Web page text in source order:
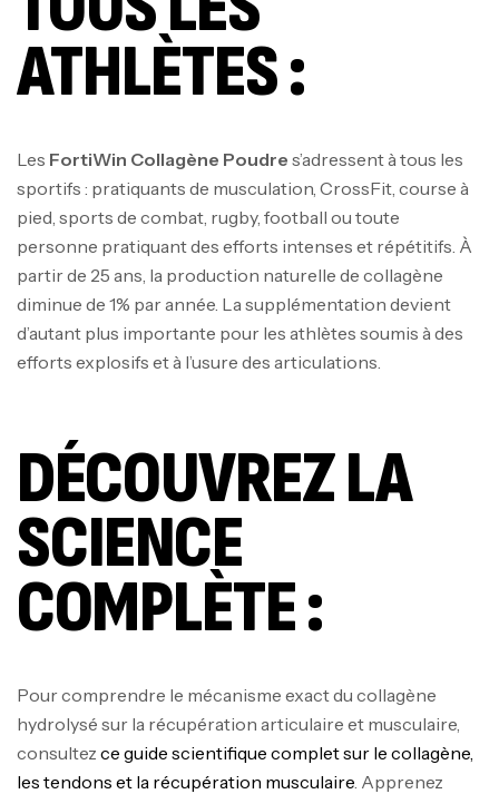
ATHLÈTES :
Les FortiWin Collagène Poudre s’adressent à tous les
sportifs : pratiquants de musculation, CrossFit, course à
pied, sports de combat, rugby, football ou toute
personne pratiquant des efforts intenses et répétitifs. À
partir de 25 ans, la production naturelle de collagène
diminue de 1% par année. La supplémentation devient
d’autant plus importante pour les athlètes soumis à des
efforts explosifs et à l’usure des articulations.
DÉCOUVREZ LA
SCIENCE
COMPLÈTE :
Pour comprendre le mécanisme exact du collagène
hydrolysé sur la récupération articulaire et musculaire,
consultez ce guide scientifique complet sur le collagène,
les tendons et la récupération musculaire . Apprenez